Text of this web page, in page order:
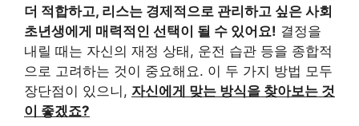
더 적합하고, 리스는 경제적으로 관리하고 싶은 사회
초년생에게 매력적인 선택이 될 수 있어요! 결정을
내릴 때는 자신의 재정 상태, 운전 습관 등을 종합적
으로 고려하는 것이 중요해요. 이 두 가지 방법 모두
장단점이 있으니, 자신에게 맞는 방식을 찾아보는 것
이 좋겠죠?